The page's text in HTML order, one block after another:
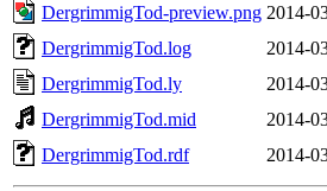
DergrimmigTod-preview.png 2014-
DergrimmigTod.log
2014-
DergrimmigTod.ly
2014-
DergrimmigTod.mid
2014-
DergrimmigTod.rdf
2014-